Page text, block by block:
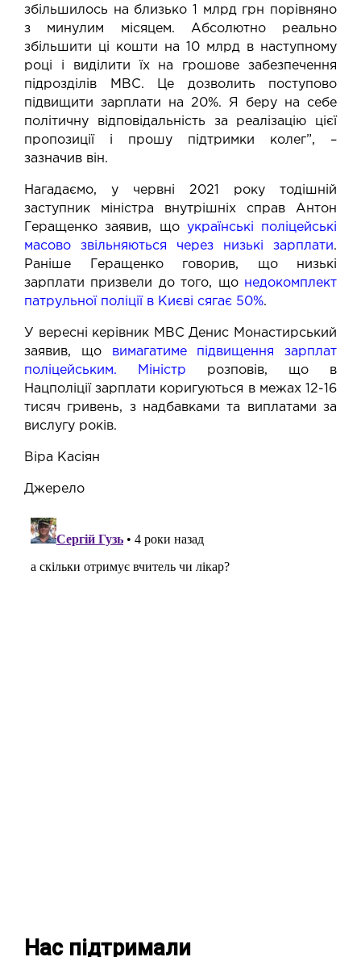
збільшилось на близько 1 млрд грн порівняно
з минулим місяцем. Абсолютно реально
збільшити ці кошти на 10 млрд в наступному
році і виділити їх на грошове забезпечення
підрозділів МВС. Це дозволить поступово
підвищити зарплати на 20%. Я беру на себе
політичну відповідальність за реалізацію цієї
пропозиції і прошу підтримки колег”, –
зазначив він.
Нагадаємо, у червні 2021 року тодішній
заступник міністра внутрішніх справ Антон
Геращенко заявив, що українські поліцейські
масово звільняються через низькі зарплати.
Раніше Геращенко говорив, що низькі
зарплати призвели до того, що недокомплект
патрульної поліції в Києві сягає 50%.
У вересні керівник МВС Денис Монастирський
заявив, що вимагатиме підвищення зарплат
поліцейським. Міністр розповів, що в
Нацполіції зарплати коригуються в межах 12-16
тисяч гривень, з надбавками та виплатами за
вислугу років.
Віра Касіян
Джерело
Нас підтримали